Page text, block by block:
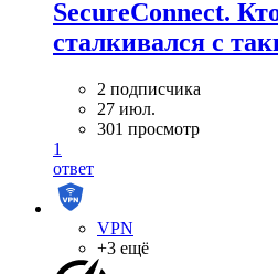
SecureConnect.
сталкивался с
2 подписчика
27 июл.
301 просмотр
1
ответ
VPN
+3 ещё